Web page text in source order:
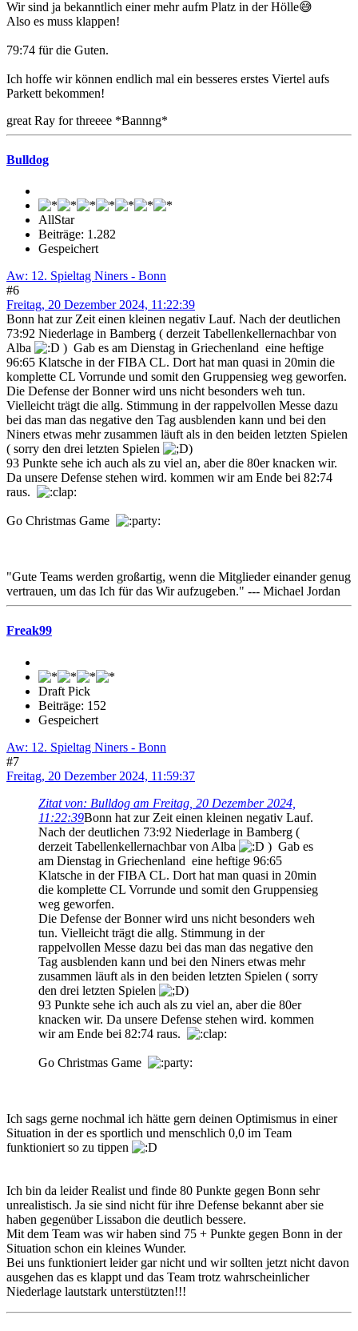
Wir sind ja bekanntlich einer mehr aufm Platz in der Hölle😅
Also es muss klappen!
79:74 für die Guten.
Ich hoffe wir können endlich mal ein besseres erstes Viertel aufs
Parkett bekommen!
great Ray for threeee *Bannng*
Bulldog
AllStar
Beiträge: 1.282
Gespeichert
Aw: 12. Spieltag Niners - Bonn
#6
Freitag, 20 Dezember 2024, 11:22:39
Bonn hat zur Zeit einen kleinen negativ Lauf. Nach der deutlichen
73:92 Niederlage in Bamberg ( derzeit Tabellenkellernachbar von
Alba
) Gab es am Dienstag in Griechenland eine heftige
96:65 Klatsche in der FIBA CL. Dort hat man quasi in 20min die
komplette CL Vorrunde und somit den Gruppensieg weg geworfen.
Die Defense der Bonner wird uns nicht besonders weh tun.
Vielleicht trägt die allg. Stimmung in der rappelvollen Messe dazu
bei das man das negative den Tag ausblenden kann und bei den
Niners etwas mehr zusammen läuft als in den beiden letzten Spielen
( sorry den drei letzten Spielen
)
93 Punkte sehe ich auch als zu viel an, aber die 80er knacken wir.
Da unsere Defense stehen wird. kommen wir am Ende bei 82:74
raus.
Go Christmas Game
"Gute Teams werden großartig, wenn die Mitglieder einander genug
vertrauen, um das Ich für das Wir aufzugeben." --- Michael Jordan
Freak99
Draft Pick
Beiträge: 152
Gespeichert
Aw: 12. Spieltag Niners - Bonn
#7
Freitag, 20 Dezember 2024, 11:59:37
Zitat von: Bulldog am Freitag, 20 Dezember 2024,
11:22:39Bonn hat zur Zeit einen kleinen negativ Lauf.
Nach der deutlichen 73:92 Niederlage in Bamberg (
derzeit Tabellenkellernachbar von Alba
) Gab es
am Dienstag in Griechenland eine heftige 96:65
Klatsche in der FIBA CL. Dort hat man quasi in 20min
die komplette CL Vorrunde und somit den Gruppensieg
weg geworfen.
Die Defense der Bonner wird uns nicht besonders weh
tun. Vielleicht trägt die allg. Stimmung in der
rappelvollen Messe dazu bei das man das negative den
Tag ausblenden kann und bei den Niners etwas mehr
zusammen läuft als in den beiden letzten Spielen ( sorry
den drei letzten Spielen
)
93 Punkte sehe ich auch als zu viel an, aber die 80er
knacken wir. Da unsere Defense stehen wird. kommen
wir am Ende bei 82:74 raus.
Go Christmas Game
Ich sags gerne nochmal ich hätte gern deinen Optimismus in einer
Situation in der es sportlich und menschlich 0,0 im Team
funktioniert so zu tippen
Ich bin da leider Realist und finde 80 Punkte gegen Bonn sehr
unrealistisch. Ja sie sind nicht für ihre Defense bekannt aber sie
haben gegenüber Lissabon die deutlich bessere.
Mit dem Team was wir haben sind 75 + Punkte gegen Bonn in der
Situation schon ein kleines Wunder.
Bei uns funktioniert leider gar nicht und wir sollten jetzt nicht davon
ausgehen das es klappt und das Team trotz wahrscheinlicher
Niederlage lautstark unterstützten!!!